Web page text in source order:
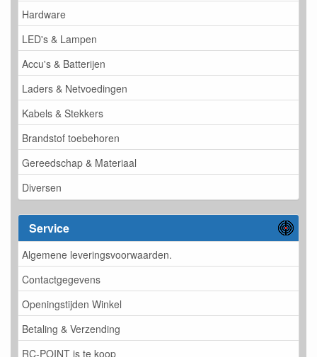
Hardware
LED's & Lampen
Accu's & Batterijen
Laders & Netvoedingen
Kabels & Stekkers
Brandstof toebehoren
Gereedschap & Materiaal
Diversen
Service
Algemene leveringsvoorwaarden.
Contactgegevens
Openingstijden Winkel
Betaling & Verzending
RC-POINT is te koop